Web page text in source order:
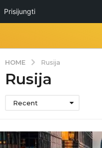
Prisijungti
HOME Rusija
Rusija
Recent